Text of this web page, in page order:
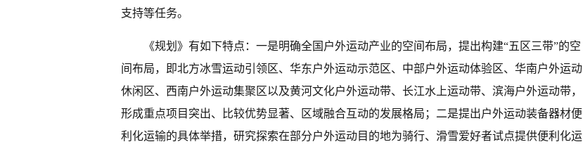
支持等任务。
《规划》有如下特点：一是明确全国户外运动产业的空间布局，提出构建“五区三带”的空
间布局，即北方冰雪运动引领区、华东户外运动示范区、中部户外运动体验区、华南户外运动
休闲区、西南户外运动集聚区以及黄河文化户外运动带、长江水上运动带、滨海户外运动带，
形成重点项目突出、比较优势显著、区域融合互动的发展格局；二是提出户外运动装备器材便
利化运输的具体举措，研究探索在部分户外运动目的地为骑行、滑雪爱好者试点提供便利化运